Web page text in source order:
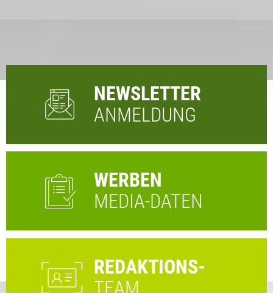
NEWSLETTER
ANMELDUNG
WERBEN
MEDIA-DATEN
REDAKTIONS-
TEAM